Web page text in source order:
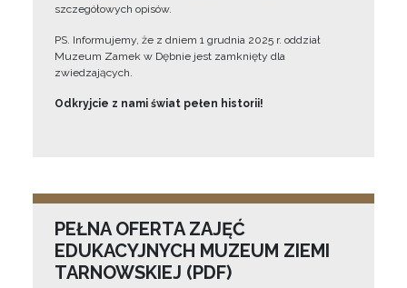
szczegółowych opisów.
PS. Informujemy, że z dniem 1 grudnia 2025 r. oddział
Muzeum Zamek w Dębnie jest zamknięty dla
zwiedzających.
Odkryjcie z nami świat pełen historii!
PEŁNA OFERTA ZAJĘĆ
EDUKACYJNYCH MUZEUM ZIEMI
TARNOWSKIEJ (PDF)